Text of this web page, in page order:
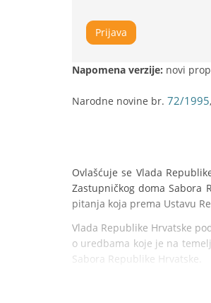
Prijava
Napomena verzije: novi
Narodne novine br. 72/1995,
Ovlašćuje se Vlada
Zastupničkog doma Sabora
pitanja koja prema Ustavu
Vlada Republike Hrvatske
o uredbama koje je na
Sabora Republike Hrvatske.